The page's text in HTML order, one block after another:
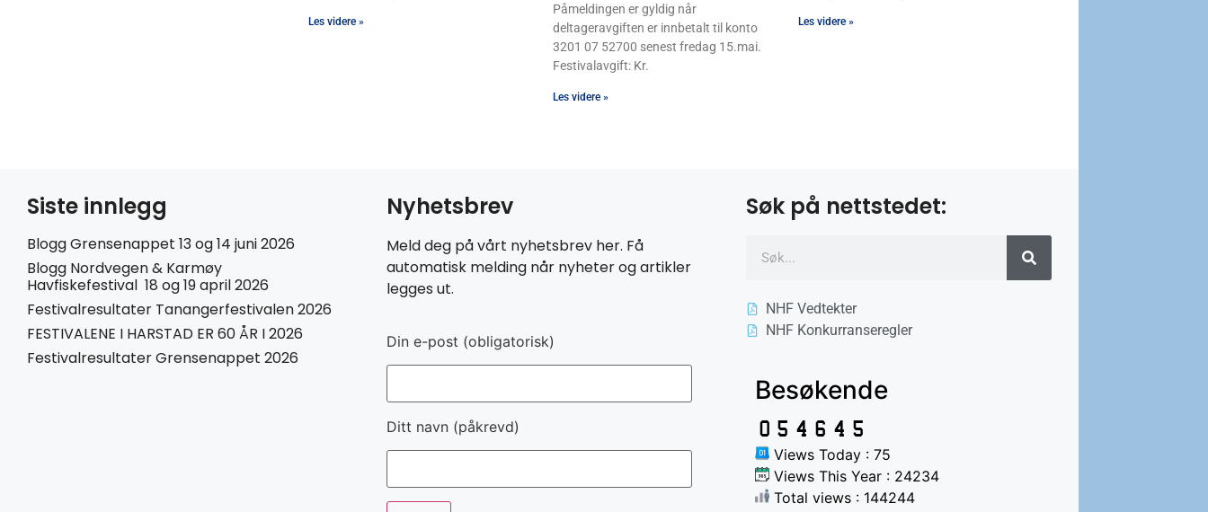
Les videre »
Påmeldingen er gyldig når
deltageravgiften er innbetalt til konto
3201 07 52700 senest fredag 15.mai.
Festivalavgift: Kr.
Les videre »
Les videre »
Siste innlegg
Blogg Grensenappet 13 og 14 juni 2026
Blogg Nordvegen & Karmøy
Havfiskefestival 18 og 19 april 2026
Festivalresultater Tanangerfestivalen 2026
FESTIVALENE I HARSTAD ER 60 ÅR I 2026
Festivalresultater Grensenappet 2026
Nyhetsbrev
Meld deg på vårt nyhetsbrev her. Få
automatisk melding når nyheter og artikler
legges ut.
Din e-post (obligatorisk)
Ditt navn (påkrevd)
Søk på nettstedet:
NHF Vedtekter
NHF Konkurranseregler
Besøkende
Views Today : 75
Views This Year : 24234
Total views : 144244